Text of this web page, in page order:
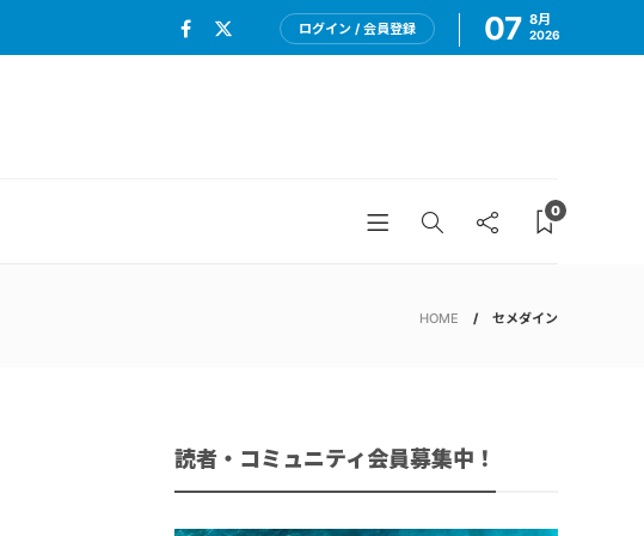
ログイン / 会員登録 07 8月
2026
0
HOME セメダイン
読者・コミュニティ会員募集中！